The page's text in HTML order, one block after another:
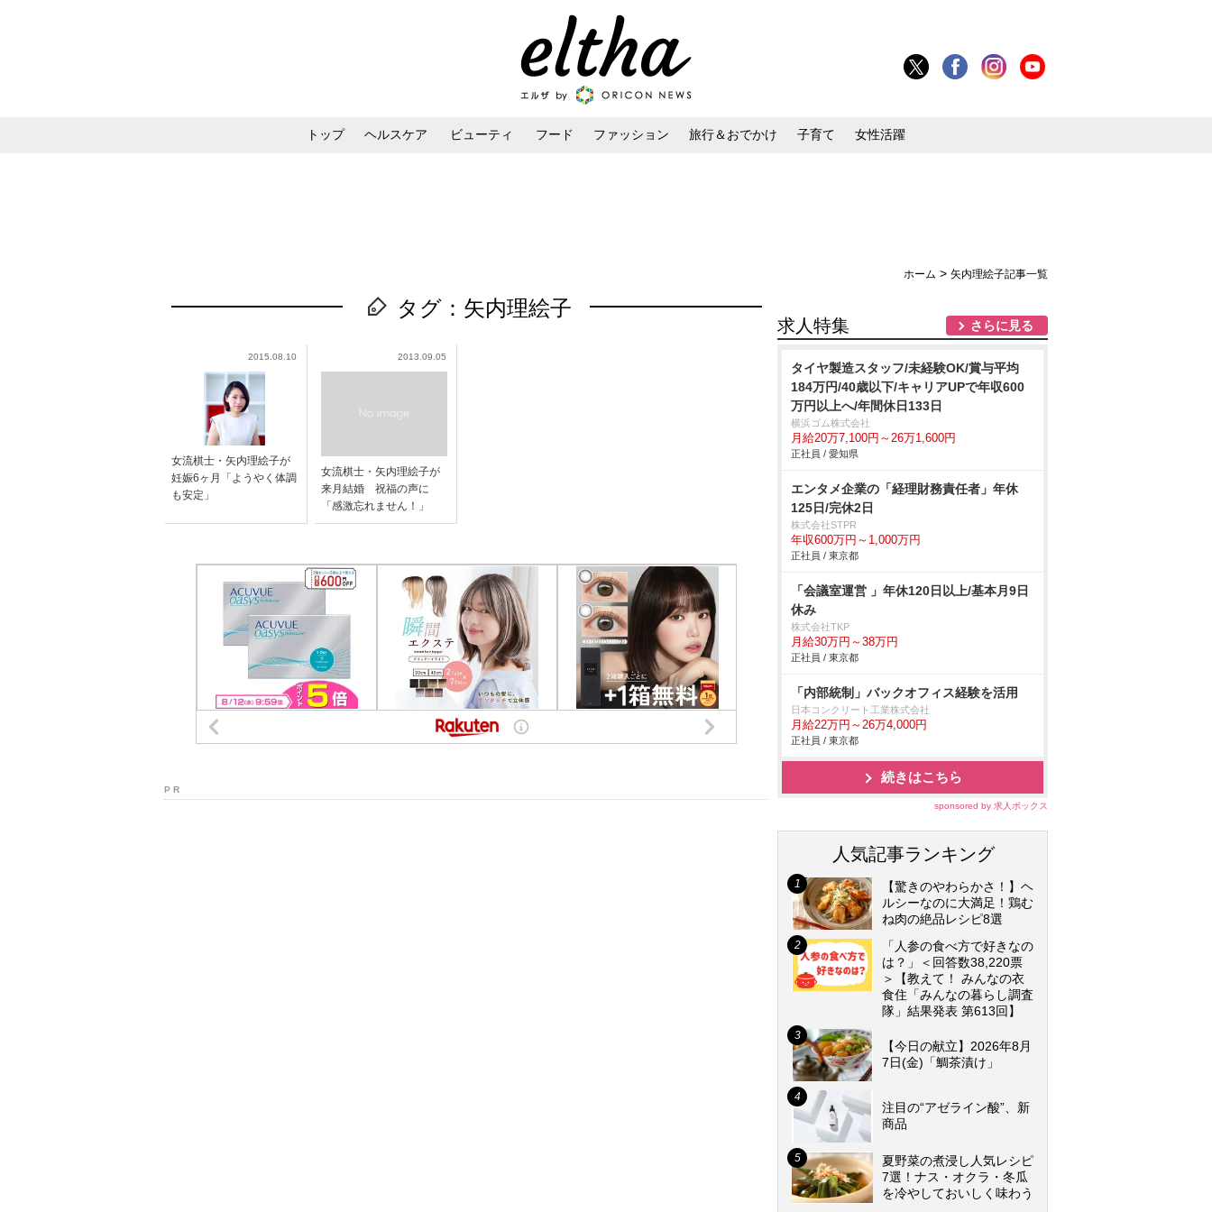
トップ ヘルスケア ビューティ フード ファッション 旅行＆おでかけ 子育て 女性活躍
ホーム > 矢内理絵子記事一覧
タグ：矢内理絵子
2015.08.10
女流棋士・矢内理絵子が
妊娠6ヶ月「ようやく体調
も安定」
2013.09.05
女流棋士・矢内理絵子が
来月結婚 祝福の声に
「感激忘れません！」
P R
求人特集 さらに見る
タイヤ製造スタッフ/未経験OK/賞与平均
184万円/40歳以下/キャリアUPで年収600
万円以上へ/年間休日133日
横浜ゴム株式会社
月給20万7,100円～26万1,600円
正社員 / 愛知県
エンタメ企業の「経理財務責任者」年休
125日/完休2日
株式会社STPR
年収600万円～1,000万円
正社員 / 東京都
「会議室運営 」年休120日以上/基本月9日
休み
株式会社TKP
月給30万円～38万円
正社員 / 東京都
「内部統制」バックオフィス経験を活用
日本コンクリート工業株式会社
月給22万円～26万4,000円
正社員 / 東京都
続きはこちら
sponsored by 求人ボックス
人気記事ランキング
【驚きのやわらかさ！】ヘ
ルシーなのに大満足！鶏む
ね肉の絶品レシピ8選
「人参の食べ方で好きなの
は？」＜回答数38,220票
＞【教えて！ みんなの衣
食住「みんなの暮らし調査
隊」結果発表 第613回】
【今日の献立】2026年8月
7日(金)「鯛茶漬け」
注目の“アゼライン酸”、新
商品
夏野菜の煮浸し人気レシピ
7選！ナス・オクラ・冬瓜
を冷やしておいしく味わう